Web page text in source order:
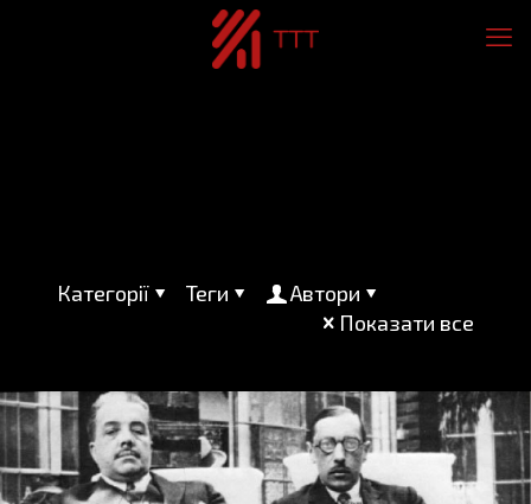
Категорії Теги
Автори
Показати все